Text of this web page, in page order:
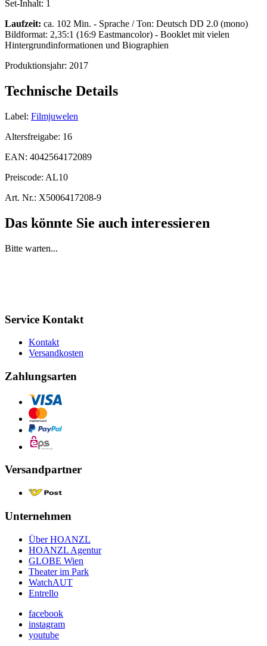
Set-Inhalt: 1
Laufzeit: ca. 102 Min. - Sprache / Ton: Deutsch DD 2.0 (mono)
Bildformat: 2,35:1 (16:9 Eastmancolor) - Booklet mit vielen
Hintergrundinformationen und Biographien
Produktionsjahr: 2017
Technische Details
Label: Filmjuwelen
Altersfreigabe: 16
EAN: 4042564172089
Preiscode: AL10
Art. Nr.: X5006417208-9
Das könnte Sie auch interessieren
Bitte warten...
Service Kontakt
Kontakt
Versandkosten
Zahlungsarten
Versandpartner
Unternehmen
Über HOANZL
HOANZL Agentur
GLOBE Wien
Theater im Park
WatchAUT
Entrello
facebook
instagram
youtube